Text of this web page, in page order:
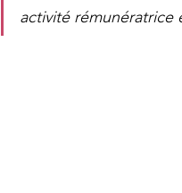
activité rémunératrice